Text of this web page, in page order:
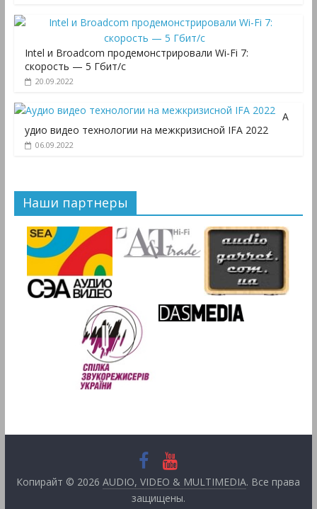
Intel и Broadcom продемонстрировали Wi-Fi 7:
скорость — 5 Гбит/с
20.09.2022
А
удио видео технологии на межкризисной IFA 2022
06.09.2022
Наши партнеры
Копирайт © 2026AUDIO, VIDEO & MULTIMEDIA. Все права
защищены.